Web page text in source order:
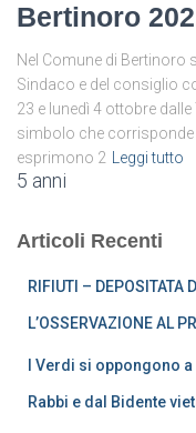
Bertinoro
Nel Comune di Bertinoro
Sindaco e del consiglio
23 e lunedì 4 ottobre
simbolo che
esprimono 2
Leggi tutto
5 anni
Articoli Recenti
RIFIUTI – DEPOSITATA
L’OSSERVAZIONE AL
I Verdi si oppongono
Rabbi e dal Bidente